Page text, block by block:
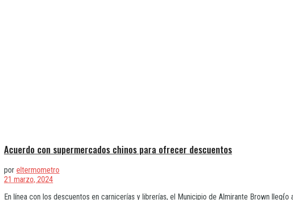
Acuerdo con supermercados chinos para ofrecer descuentos
por eltermometro
21 marzo, 2024
En línea con los descuentos en carnicerías y librerías, el Municipio de Almirante Brown lleg{o